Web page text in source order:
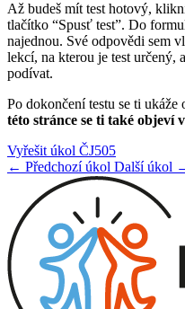
Až budeš mít test hotový,
tlačítko “Spusť test”. Do
najednou. Své odpovědi sem
lekcí, na kterou je test určený,
podívat.
Po dokončení testu se ti ukáže
této stránce se ti také objeví
Vyřešit úkol ČJ505
← Předchozí úkol Další úkol